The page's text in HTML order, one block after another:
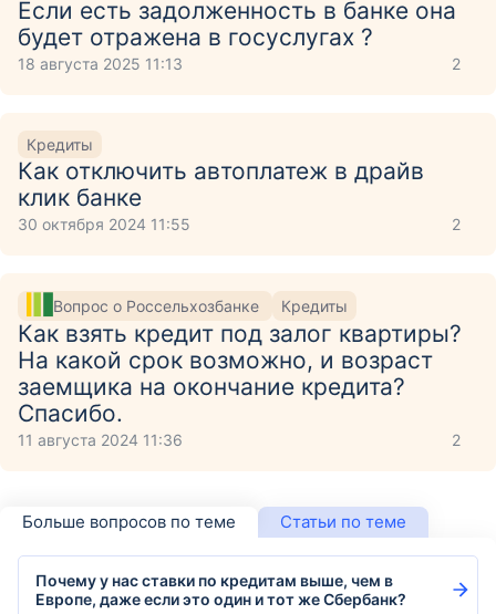
Если есть задолженность в банке она
будет отражена в госуслугах ?
18 августа 2025 11:13 2
Кредиты
Как отключить автоплатеж в драйв
клик банке
30 октября 2024 11:55 2
Вопрос о Россельхозбанке Кредиты
Как взять кредит под залог квартиры?
На какой срок возможно, и возраст
заемщика на окончание кредита?
Спасибо.
11 августа 2024 11:36 2
Больше вопросов по теме Статьи по теме
Почему у нас ставки по кредитам выше, чем в
Европе, даже если это один и тот же Сбербанк?